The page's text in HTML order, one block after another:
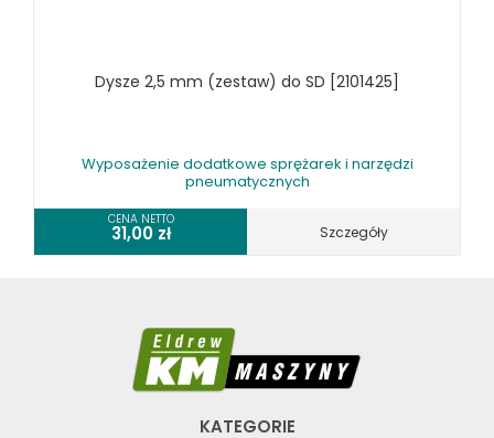
Dysze 2,5 mm (zestaw) do SD [2101425]
Wyposażenie dodatkowe sprężarek i narzędzi
pneumatycznych
CENA NETTO
31,00 zł Szczegóły
KATEGORIE